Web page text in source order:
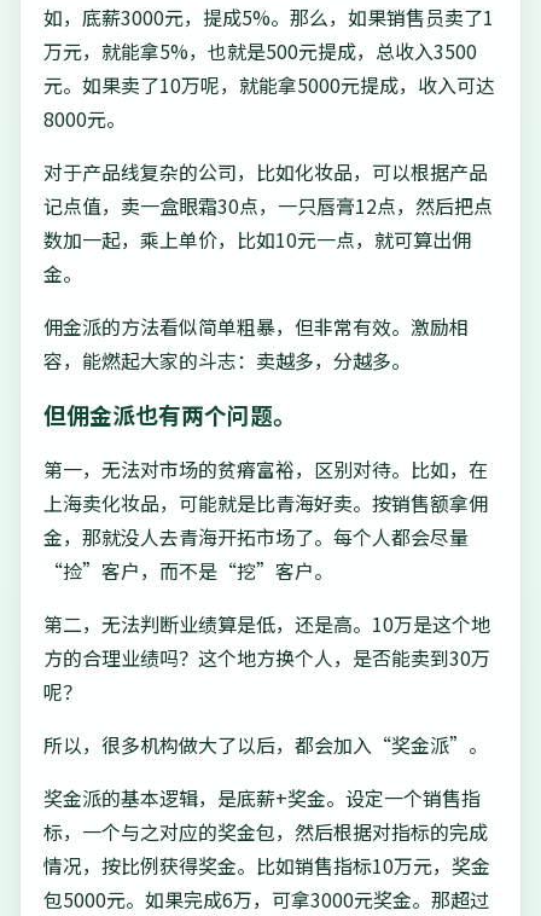
如，底薪3000元，提成5%。那么，如果销售员卖了1
万元，就能拿5%，也就是500元提成，总收入3500
元。如果卖了10万呢，就能拿5000元提成，收入可达
8000元。
对于产品线复杂的公司，比如化妆品，可以根据产品
记点值，卖一盒眼霜30点，一只唇膏12点，然后把点
数加一起，乘上单价，比如10元一点，就可算出佣
金。
佣金派的方法看似简单粗暴，但非常有效。激励相
容，能燃起大家的斗志：卖越多，分越多。
但佣金派也有两个问题。
第一，无法对市场的贫瘠富裕，区别对待。比如，在
上海卖化妆品，可能就是比青海好卖。按销售额拿佣
金，那就没人去青海开拓市场了。每个人都会尽量
“捡”客户，而不是“挖”客户。
第二，无法判断业绩算是低，还是高。10万是这个地
方的合理业绩吗？这个地方换个人，是否能卖到30万
呢？
所以，很多机构做大了以后，都会加入“奖金派”。
奖金派的基本逻辑，是底薪+奖金。设定一个销售指
标，一个与之对应的奖金包，然后根据对指标的完成
情况，按比例获得奖金。比如销售指标10万元，奖金
包5000元。如果完成6万，可拿3000元奖金。那超过